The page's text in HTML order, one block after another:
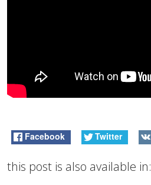
Facebook Twitter
this post is also available in: